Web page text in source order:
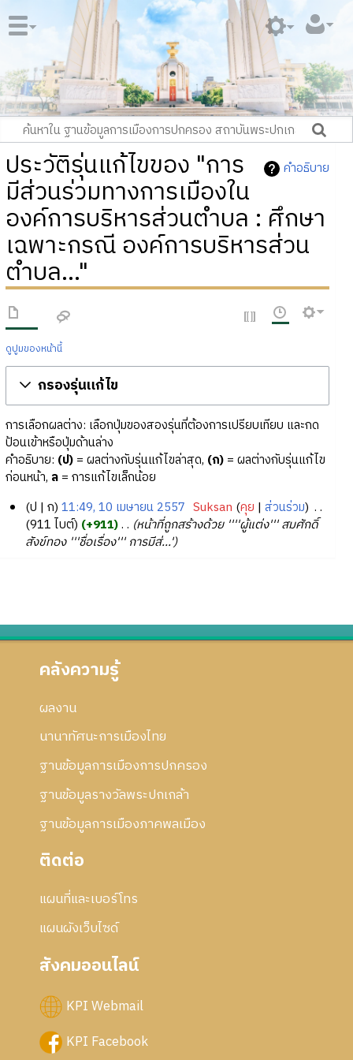
คำอธิบาย
ประวัติรุ่นแก้ไขของ "การ
มีส่วนร่วมทางการเมืองใน
องค์การบริหารส่วนตำบล : ศึกษา
เฉพาะกรณี องค์การบริหารส่วน
ตำบล..."
ดูปูมของหน้านี้
กรองรุ่นแก้ไข
การเลือกผลต่าง: เลือกปุ่มของสองรุ่นที่ต้องการเปรียบเทียบ และกด
ป้อนเข้าหรือปุ่มด้านล่าง
คำอธิบาย: (ป)= ผลต่างกับรุ่นแก้ไขล่าสุด, (ก)= ผลต่างกับรุ่นแก้ไข
ก่อนหน้า, ล= การแก้ไขเล็กน้อย
า
ย
ป ก 11:49, 10 เมษายน 2557 Suksan คุย ส่วนร่วม ‎
911 ไบต์
+911 ‎
หน้าที่ถูกสร้างด้วย ''''ผู้แต่ง''' สมศักดิ์
สังข์ทอง '''ชื่อเรื่อง''' การมีส่...'
คลังความรู้
ผลงาน
นานาทัศนะการเมืองไทย
ฐานข้อมูลการเมืองการปกครอง
ฐานข้อมูลรางวัลพระปกเกล้า
ฐานข้อมูลการเมืองภาคพลเมือง
ติดต่อ
แผนที่และเบอร์โทร
แผนผังเว็บไซด์
สังคมออนไลน์
KPI Webmail
KPI Facebook